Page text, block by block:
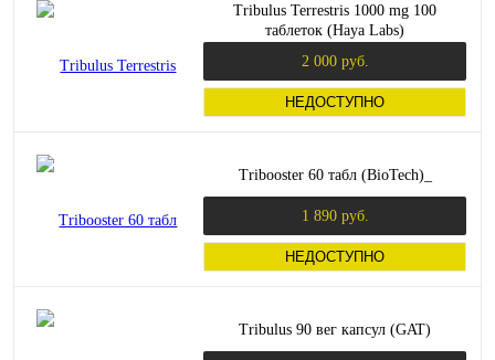
Tribulus Terrestris 1000 mg 100
таблеток (Haya Labs)
2 000 руб.
НЕДОСТУПНО
Tribooster 60 табл (BioTech)_
1 890 руб.
НЕДОСТУПНО
Tribulus 90 вег капсул (GAT)